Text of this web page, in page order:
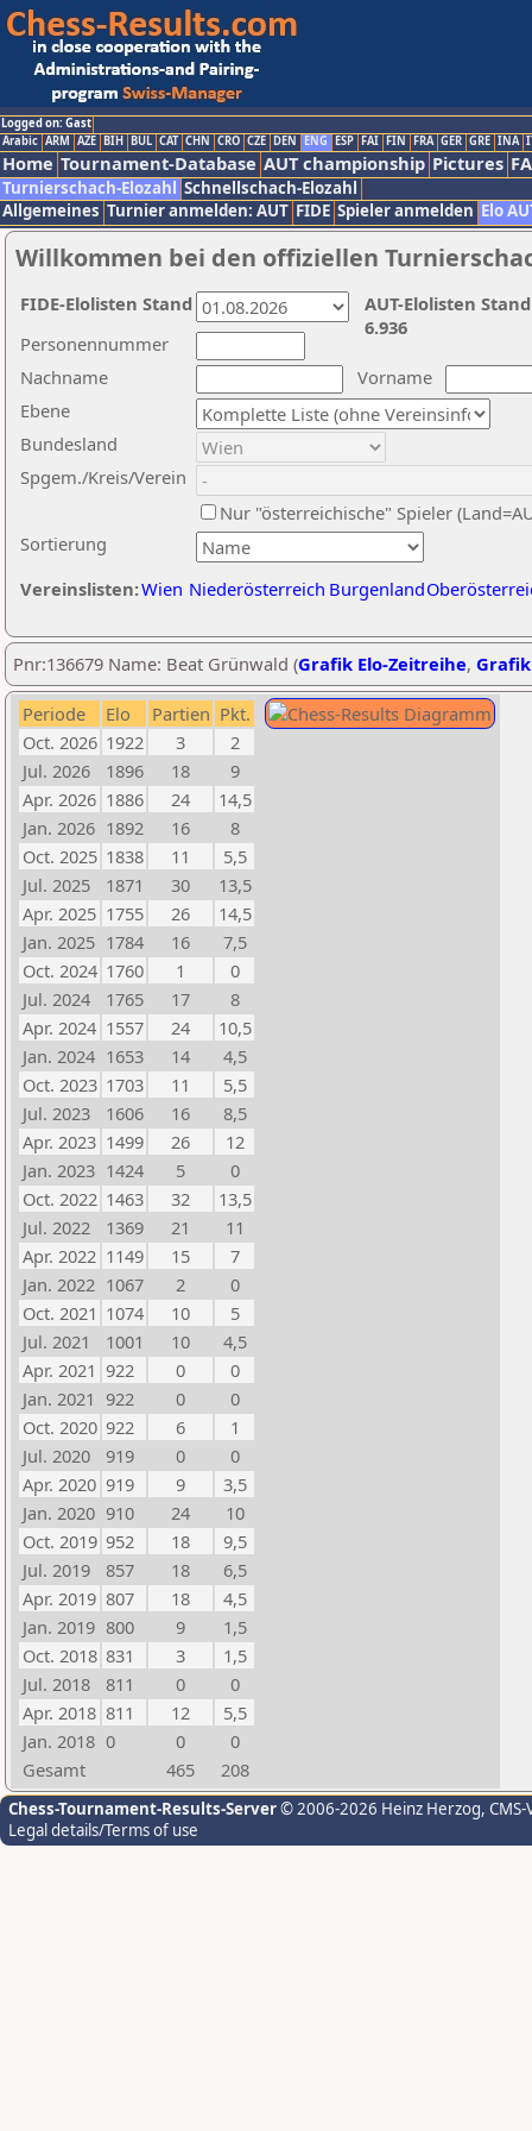
Logged on: Gast
Arabic ARM AZE BIH BUL CAT CHN CRO CZE DEN ENG ESP FAI FIN FRA GER GRE INA
Home Tournament-Database AUT championship Pictures
Turnierschach-Elozahl Schnellschach-Elozahl
Allgemeines Turnier anmelden: AUT FIDE Spieler anmelden Elo
Willkommen bei den offiziellen
Nachname
Vorname
Ebene
Sortierung
Personennummer
Bundesland
Spgem./Kreis/Verein
Nur "österreichische" Spieler
Vereinslisten:Wien Niederösterreich Burgenland
AUT-Elolisten
6.936
FIDE-Elolisten Stand
Pnr:136679 Name: Beat Grünwald (Grafik Elo-Zeitreihe,
Periode Elo Partien Pkt.
Oct. 2026 1922 3
2
Jul. 2026
1896 18
9
Apr. 2026 1886 24
14,5
Jan. 2026 1892 16
8
Oct. 2025 1838 11
5,5
Jul. 2025
1871 30
13,5
Apr. 2025 1755 26
14,5
Jan. 2025 1784 16
7,5
Oct. 2024 1760 1
0
Jul. 2024
1765 17
8
Apr. 2024 1557 24
10,5
Jan. 2024 1653 14
4,5
Oct. 2023 1703 11
5,5
Jul. 2023
1606 16
8,5
Apr. 2023 1499 26
12
Jan. 2023 1424 5
0
Oct. 2022 1463 32
13,5
Jul. 2022
1369 21
11
Apr. 2022 1149 15
7
Jan. 2022 1067 2
0
Oct. 2021 1074 10
5
Jul. 2021
1001 10
4,5
Apr. 2021 922 0
0
Jan. 2021 922 0
0
Oct. 2020 922 6
1
Jul. 2020
919 0
0
Apr. 2020 919 9
3,5
Jan. 2020 910 24
10
Oct. 2019 952 18
9,5
Jul. 2019
857 18
6,5
Apr. 2019 807 18
4,5
Jan. 2019 800 9
1,5
Oct. 2018 831 3
1,5
Jul. 2018
811 0
0
Apr. 2018 811 12
5,5
Jan. 2018 0 0
0
Gesamt
465 208
Chess-Tournament-Results-Server© 2006-2026 Heinz Herzog,
Legal details/Terms of use